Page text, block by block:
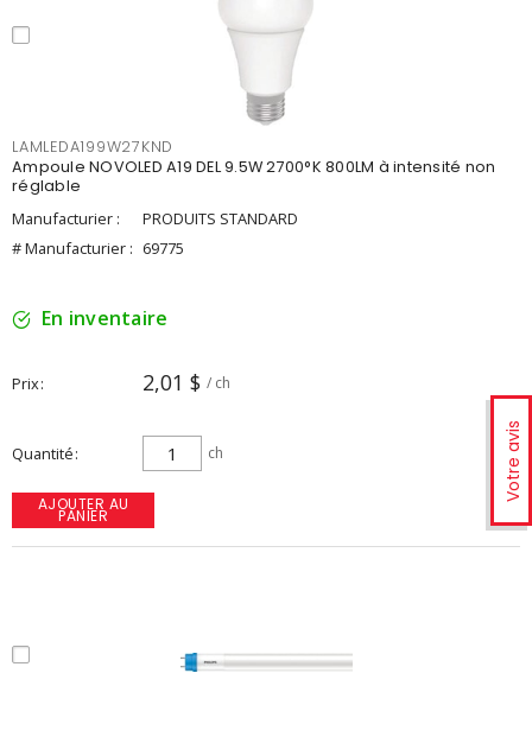
Votre avis
LAMLEDA199W27KND
Ampoule NOVOLED A19 DEL 9.5W 2700°K 800LM à intensité non
réglable
Manufacturier :
PRODUITS STANDARD
# Manufacturier : 69775
En inventaire
Prix 2,01 $ / ch
Quantité ch
AJOUTER AU
PANIER